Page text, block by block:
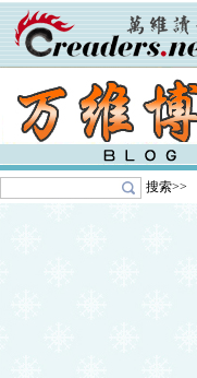
搜索>>